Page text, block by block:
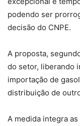
podendo ser
decisão do CNPE.
A proposta,
do setor, liberando
importação de
distribuição de
A medida integra